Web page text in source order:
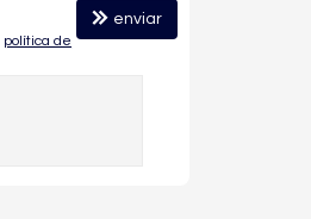
política de
enviar